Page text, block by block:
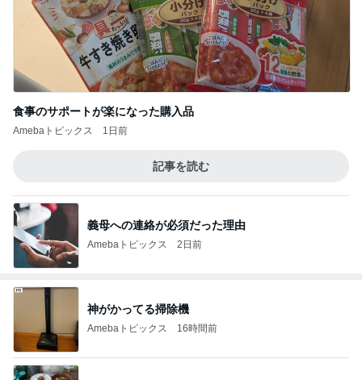
食事のサポートが楽になった購入品
Amebaトピックス 1日前
記事を読む
義母への連絡が必須だった理由
Amebaトピックス 2日前
神がかってる掃除機
Amebaトピックス 16時間前